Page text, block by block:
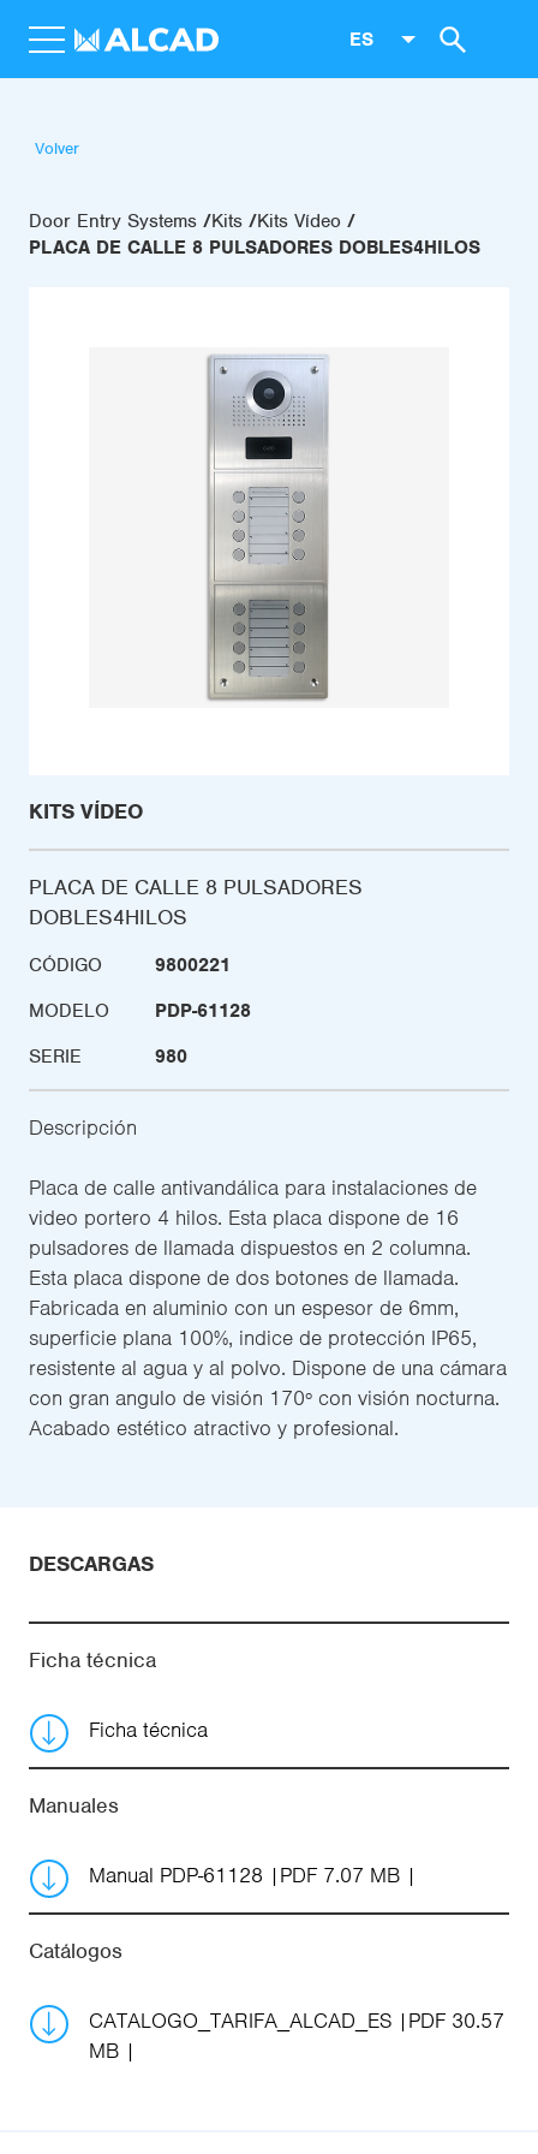
ES
Volver
Door Entry Systems Kits
Kits Vídeo
PLACA DE CALLE 8 PULSADORES DOBLES4HILOS
KITS VÍDEO
PLACA DE CALLE 8 PULSADORES
DOBLES4HILOS
CÓDIGO
9800221
MODELO
PDP-61128
SERIE
980
Descripción
Placa de calle antivandálica para instalaciones de
video portero 4 hilos. Esta placa dispone de 16
pulsadores de llamada dispuestos en 2 columna.
Esta placa dispone de dos botones de llamada.
Fabricada en aluminio con un espesor de 6mm,
superficie plana 100%, indice de protección IP65,
resistente al agua y al polvo. Dispone de una cámara
con gran angulo de visión 170º con visión nocturna.
Acabado estético atractivo y profesional.
DESCARGAS
Ficha técnica
Ficha técnica
Manuales
Manual PDP-61128 PDF 7.07 MB
Catálogos
CATALOGO_TARIFA_ALCAD_ES
PDF 30.57
MB